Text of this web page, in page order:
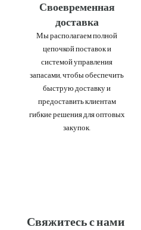
Своевременная
доставка
Мы располагаем полной
цепочкой поставок и
системой управления
запасами, чтобы обеспечить
быструю доставку и
предоставить клиентам
гибкие решения для оптовых
закупок.
Свяжитесь с нами